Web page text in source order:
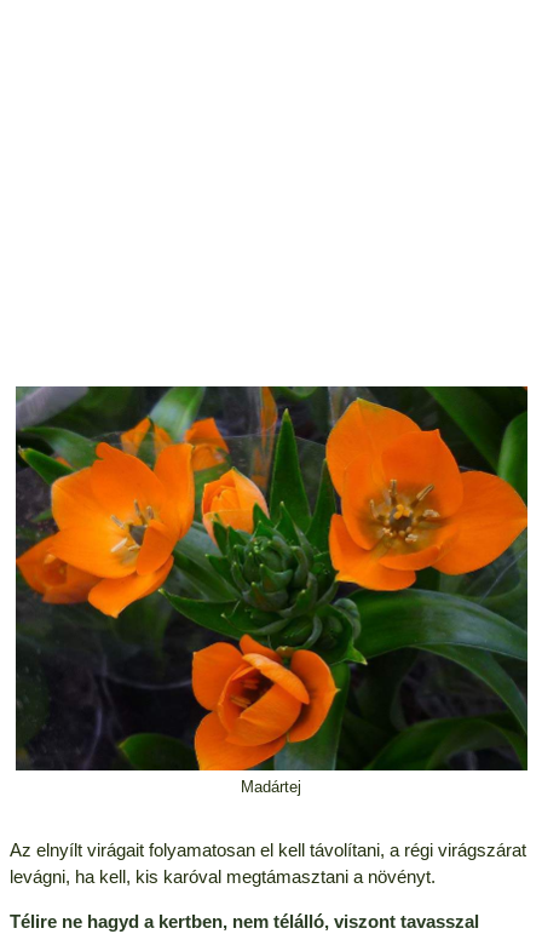
Madártej
Az elnyílt virágait folyamatosan el kell távolítani, a régi virágszárat
levágni, ha kell, kis karóval megtámasztani a növényt.
Télire ne hagyd a kertben, nem télálló, viszont tavasszal